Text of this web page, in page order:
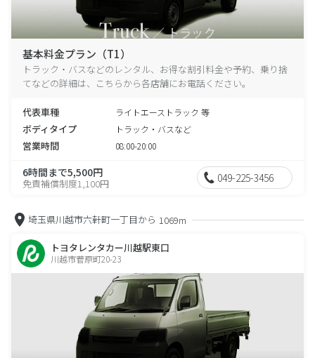
基本料金プラン（T1）
トラック・バスなどのレンタル、お得な割引料金や予約、乗り捨
てなどの詳細は、こちらから各店舗にお電話ください。
代表車種 ライトエーストラック 等
ボディタイプ トラック・バスなど
営業時間 08:00-20:00
6時間まで5,500円
免責補償制度1,100円 049-225-3456
埼玉県川越市六軒町一丁目から 1069m
トヨタレンタカー川越駅東口
川越市菅原町20-23